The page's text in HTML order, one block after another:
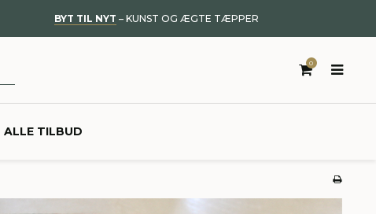
BYT TIL NYT – KUNST OG ÆGTE TÆPPER
0
ALLE TILBUD